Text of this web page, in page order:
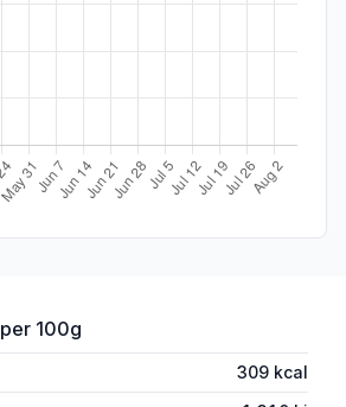
for 'Dadler Nour m/Sten 200g'
per 100g
309 kcal